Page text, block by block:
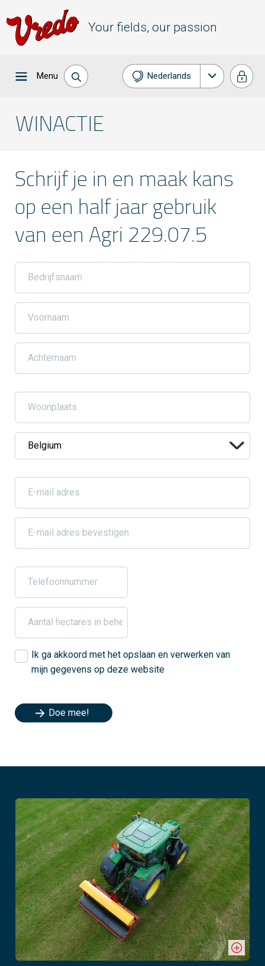
Your fields, our passion
Menu Nederlands
WINACTIE
Schrijf je in en maak kans
op een half jaar gebruik
van een Agri 229.07.5
Ik ga akkoord met het opslaan en verwerken van
mijn gegevens op deze website